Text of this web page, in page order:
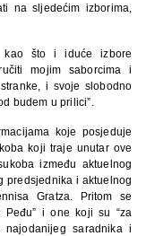
na sljedećim izborima,
kao što i iduće izbore
mojim saborcima i
i svoje slobodno
budem u prilici”.
koje posjeduje
koji traje unutar ove
između aktuelnog
predsjednika i aktuelnog
Gratza. Pritom se
i one koji su “za
saradnika i